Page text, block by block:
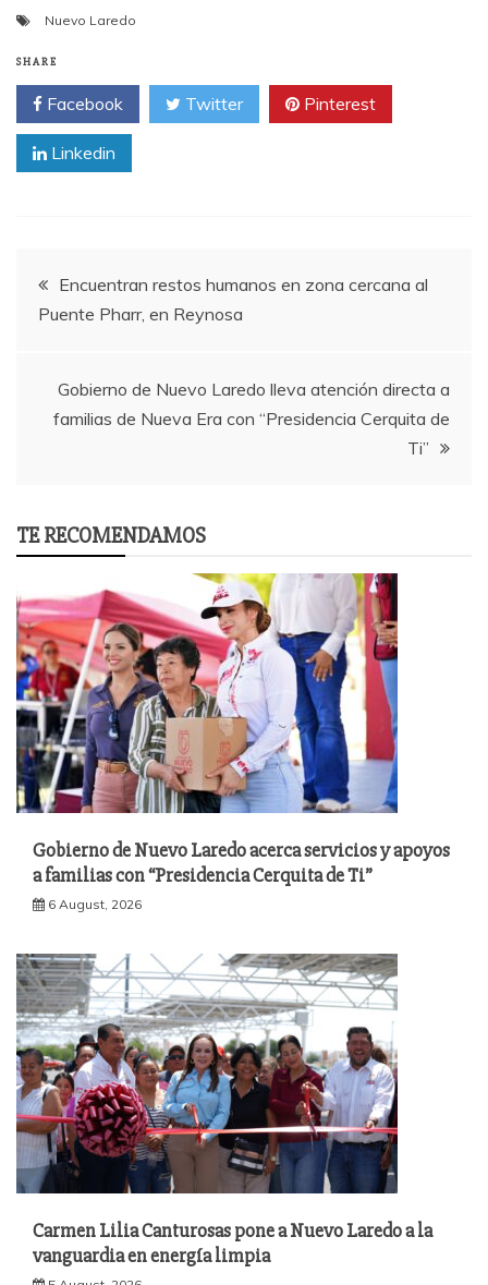
Nuevo Laredo
SHARE
Facebook Twitter Pinterest
Linkedin
Post
navigation
Encuentran restos humanos en zona cercana al
Puente Pharr, en Reynosa
Gobierno de Nuevo Laredo lleva atención directa a
familias de Nueva Era con “Presidencia Cerquita de
Ti”
TE RECOMENDAMOS
Gobierno de Nuevo Laredo acerca servicios y apoyos
a familias con “Presidencia Cerquita de Ti”
6 August, 2026
Carmen Lilia Canturosas pone a Nuevo Laredo a la
vanguardia en energía limpia